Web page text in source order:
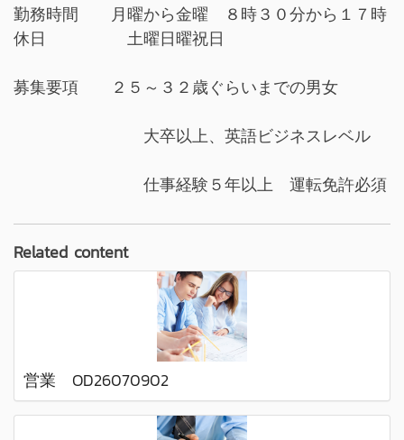
勤務時間 月曜から金曜 ８時３０分から１７時
休日 土曜日曜祝日
募集要項 ２５～３２歳ぐらいまでの男女
大卒以上、英語ビジネスレベル
仕事経験５年以上 運転免許必須
Related content
営業 OD26070902